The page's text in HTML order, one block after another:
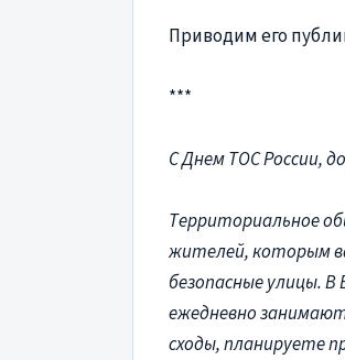
Приводим его
***
С Днем ТОС России,
Территориальное
жителей, которым
безопасные улицы.
ежедневно
сходы, планируете